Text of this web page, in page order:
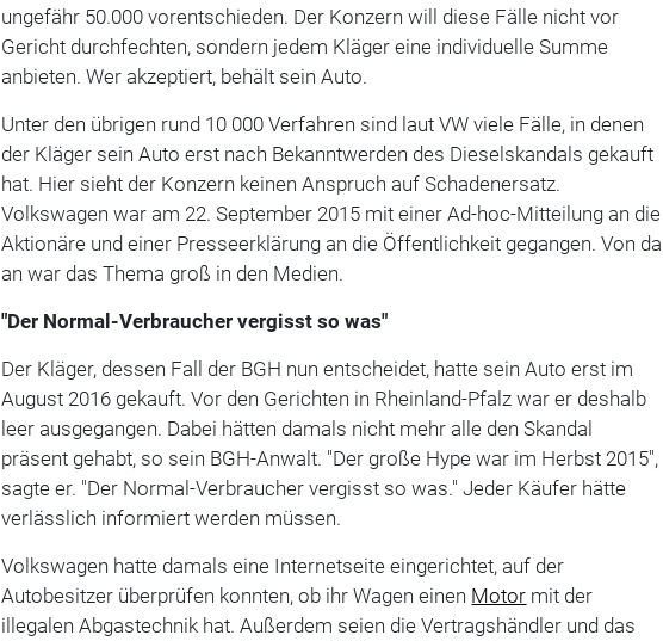
ungefähr 50.000 vorentschieden. Der Konzern will diese Fälle nicht vor
Gericht durchfechten, sondern jedem Kläger eine individuelle Summe
anbieten. Wer akzeptiert, behält sein Auto.
Unter den übrigen rund 10 000 Verfahren sind laut VW viele Fälle, in denen
der Kläger sein Auto erst nach Bekanntwerden des Dieselskandals gekauft
hat. Hier sieht der Konzern keinen Anspruch auf Schadenersatz.
Volkswagen war am 22. September 2015 mit einer Ad-hoc-Mitteilung an die
Aktionäre und einer Presseerklärung an die Öffentlichkeit gegangen. Von da
an war das Thema groß in den Medien.
"Der Normal-Verbraucher vergisst so was"
Der Kläger, dessen Fall der BGH nun entscheidet, hatte sein Auto erst im
August 2016 gekauft. Vor den Gerichten in Rheinland-Pfalz war er deshalb
leer ausgegangen. Dabei hätten damals nicht mehr alle den Skandal
präsent gehabt, so sein BGH-Anwalt. "Der große Hype war im Herbst 2015",
sagte er. "Der Normal-Verbraucher vergisst so was." Jeder Käufer hätte
verlässlich informiert werden müssen.
Volkswagen hatte damals eine Internetseite eingerichtet, auf der
Autobesitzer überprüfen konnten, ob ihr Wagen einen Motor mit der
illegalen Abgastechnik hat. Außerdem seien die Vertragshändler und das